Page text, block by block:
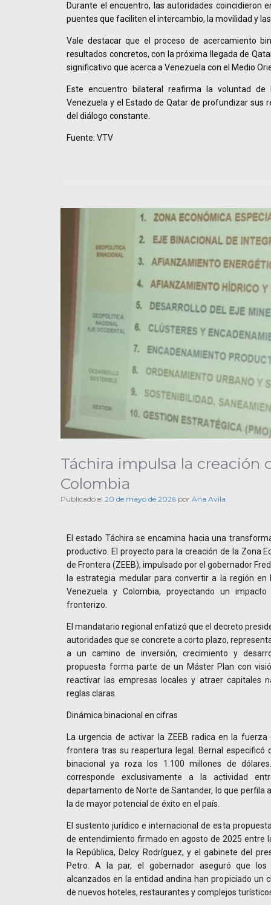
Durante el encuentro, las autoridades coincidieron
puentes que faciliten el intercambio, la movilidad y
Vale destacar que el proceso de acercamiento
resultados concretos, con la próxima llegada de
significativo que acerca a Venezuela con el Medio
Este encuentro bilateral reafirma la voluntad de
Venezuela y el Estado de Qatar de profundizar sus
del diálogo constante.
Fuente: VTV
Táchira impulsa la creación
Colombia
Publicado el 20 de mayo de 2026 por Ana Avila
El estado Táchira se encamina hacia una
productivo. El proyecto para la creación de la Zona
de Frontera (ZEEB), impulsado por el gobernador
la estrategia medular para convertir a la región en
Venezuela y Colombia, proyectando un
fronterizo.
El mandatario regional enfatizó que el decreto
autoridades que se concrete a corto plazo,
a un camino de inversión, crecimiento y
propuesta forma parte de un Máster Plan con
reactivar las empresas locales y atraer capitales
reglas claras.
Dinámica binacional en cifras
La urgencia de activar la ZEEB radica en la
frontera tras su reapertura legal. Bernal especificó
binacional ya roza los 1.100 millones de
corresponde exclusivamente a la actividad
departamento de Norte de Santander, lo que perfila
la de mayor potencial de éxito en el país.
El sustento jurídico e internacional de esta
de entendimiento firmado en agosto de 2025 entre
la República, Delcy Rodríguez, y el gabinete del
Petro. A la par, el gobernador aseguró que los
alcanzados en la entidad andina han propiciado un
de nuevos hoteles, restaurantes y complejos